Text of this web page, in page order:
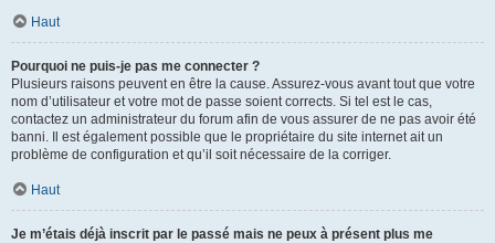
Haut
Pourquoi ne puis-je pas me connecter ?
Plusieurs raisons peuvent en être la cause. Assurez-vous avant tout que votre
nom d’utilisateur et votre mot de passe soient corrects. Si tel est le cas,
contactez un administrateur du forum afin de vous assurer de ne pas avoir été
banni. Il est également possible que le propriétaire du site internet ait un
problème de configuration et qu’il soit nécessaire de la corriger.
Haut
Je m’étais déjà inscrit par le passé mais ne peux à présent plus me